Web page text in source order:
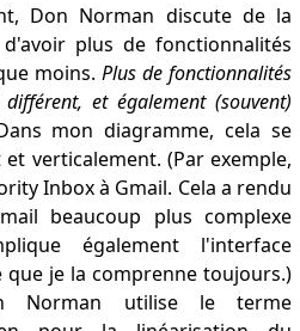
Don Norman discute de la
plus de fonctionnalités
moins. Plus de fonctionnalités
et également (souvent)
mon diagramme, cela se
verticalement. (Par exemple,
Inbox à Gmail. Cela a rendu
beaucoup plus complexe
également l'interface
que je la comprenne toujours.)
Norman utilise le terme